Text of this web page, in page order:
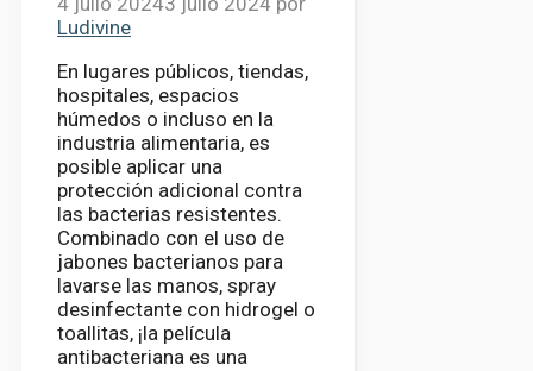
Ludivine
En lugares públicos, tiendas,
hospitales, espacios
húmedos o incluso en la
industria alimentaria, es
posible aplicar una
protección adicional contra
las bacterias resistentes.
Combinado con el uso de
jabones bacterianos para
lavarse las manos, spray
desinfectante con hidrogel o
toallitas, ¡la película
antibacteriana es una